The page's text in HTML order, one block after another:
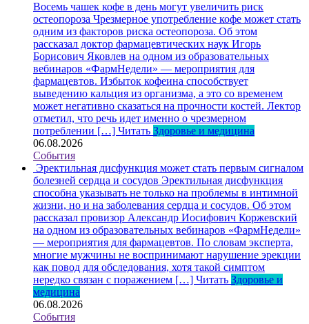
Восемь чашек кофе в день могут увеличить риск
остеопороза Чрезмерное употребление кофе может стать
одним из факторов риска остеопороза. Об этом
рассказал доктор фармацевтических наук Игорь
Борисович Яковлев на одном из образовательных
вебинаров «ФармНедели» — мероприятия для
фармацевтов. Избыток кофеина способствует
выведению кальция из организма, а это со временем
может негативно сказаться на прочности костей. Лектор
отметил, что речь идет именно о чрезмерном
потреблении […] Читать Здоровье и медицина
06.08.2026
События
Эректильная дисфункция может стать первым сигналом
болезней сердца и сосудов Эректильная дисфункция
способна указывать не только на проблемы в интимной
жизни, но и на заболевания сердца и сосудов. Об этом
рассказал провизор Александр Иосифович Коржевский
на одном из образовательных вебинаров «ФармНедели»
— мероприятия для фармацевтов. По словам эксперта,
многие мужчины не воспринимают нарушение эрекции
как повод для обследования, хотя такой симптом
нередко связан с поражением […] Читать Здоровье и
медицина
06.08.2026
События